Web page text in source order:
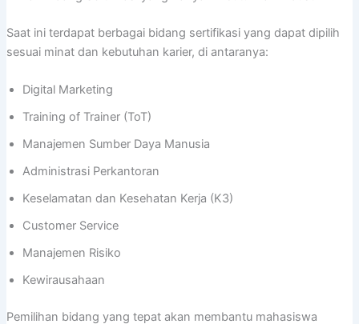
Saat ini terdapat berbagai bidang sertifikasi yang dapat dipilih
sesuai minat dan kebutuhan karier, di antaranya:
Digital Marketing
Training of Trainer (ToT)
Manajemen Sumber Daya Manusia
Administrasi Perkantoran
Keselamatan dan Kesehatan Kerja (K3)
Customer Service
Manajemen Risiko
Kewirausahaan
Pemilihan bidang yang tepat akan membantu mahasiswa